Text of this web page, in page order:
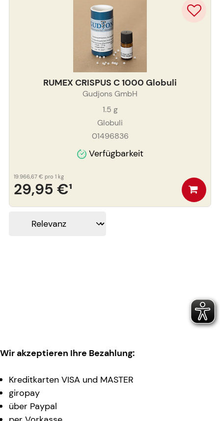
RUMEX CRISPUS C 1000 Globuli
Gudjons GmbH
1.5 g
Globuli
01496836
Verfügbarkeit
29,95 €¹
19.966,67 € pro 1 kg
Wir akzeptieren Ihre Bezahlung:
Kreditkarten VISA und MASTER
giropay
über Paypal